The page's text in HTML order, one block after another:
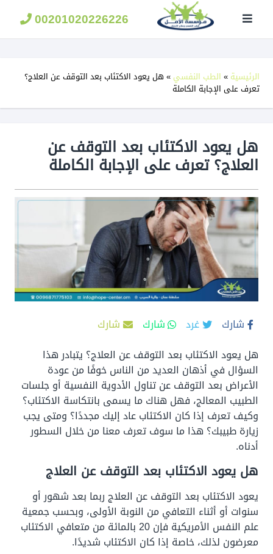
الامل
لعلاج
00201020226226
الرئيسية » الطب النفسي » هل يعود الاكتئاب بعد التوقف عن العلاج؟
تعرف على الإجابة الكاملة
هل يعود الاكتئاب بعد التوقف عن
العلاج؟ تعرف على الإجابة الكاملة
شارك غرد شارك
شارك
هل يعود الاكتئاب بعد التوقف عن العلاج؟ يتبادر هذا
السؤال في أذهان العديد من الناس خوفًا من عودة
الأعراض بعد التوقف عن تناول الأدوية النفسية أو جلسات
الطبيب المعالج، فهل هناك ما يسمى بانتكاسة الاكتئاب؟
وكيف تعرف إذا كان الاكتئاب عاد إليك مجددًا؟ ومتى يجب
زيارة طبيبك؟ هذا ما سوف تعرف معنا من خلال السطور
أدناه.
هل يعود الاكتئاب بعد التوقف عن العلاج
يعود الاكتئاب بعد التوقف عن العلاج ربما بعد شهور أو
سنوات أو أثناء التعافي من النوبة الأولى، وبحسب جمعية
علم النفس الأمريكية فإن 20 بالمائة من متعافي الاكتئاب
معرضون لذلك، خاصة إذا كان الاكتئاب شديدًا.